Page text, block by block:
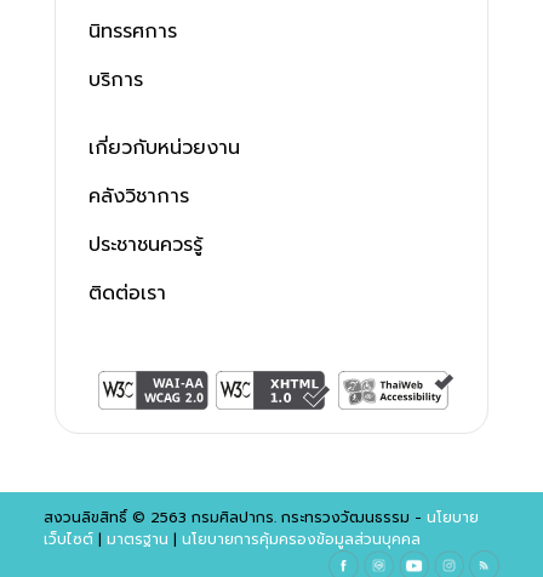
นิทรรศการ
บริการ
เกี่ยวกับหน่วยงาน
คลังวิชาการ
ประชาชนควรรู้
ติดต่อเรา
สงวนลิขสิทธิ์ © 2563 กรมศิลปากร. กระทรวงวัฒนธรรม - นโยบาย
เว็บไซต์| มาตรฐาน | นโยบายการคุ้มครองข้อมูลส่วนบุคคล